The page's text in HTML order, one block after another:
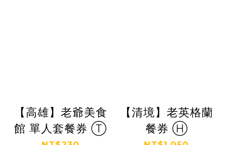
【高雄】老爺美食
館 單人套餐券 Ⓣ
【清境】老英格蘭
餐券 Ⓗ